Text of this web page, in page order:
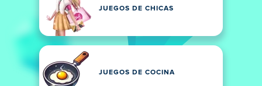
JUEGOS DE CHICAS
JUEGOS DE COCINA